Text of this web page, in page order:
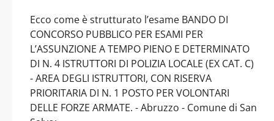
Ecco come è strutturato l’esame BANDO DI
CONCORSO PUBBLICO PER ESAMI PER
L’ASSUNZIONE A TEMPO PIENO E DETERMINATO
DI N. 4 ISTRUTTORI DI POLIZIA LOCALE (EX CAT. C)
- AREA DEGLI ISTRUTTORI, CON RISERVA
PRIORITARIA DI N. 1 POSTO PER VOLONTARI
DELLE FORZE ARMATE. - Abruzzo - Comune di San